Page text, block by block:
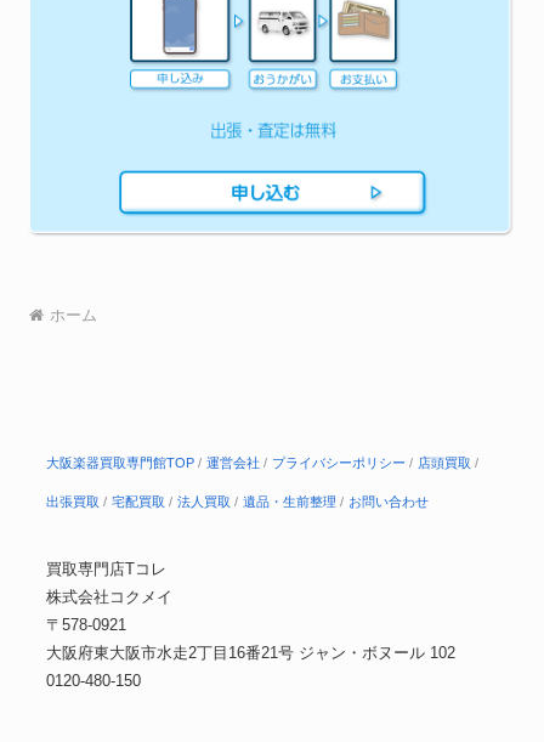
ホーム
大阪楽器買取専門館TOP 運営会社 プライバシーポリシー 店頭買取
出張買取 宅配買取 法人買取 遺品・生前整理 お問い合わせ
買取専門店Tコレ
株式会社コクメイ
〒578-0921
大阪府東大阪市水走2丁目16番21号 ジャン・ボヌール 102
0120-480-150